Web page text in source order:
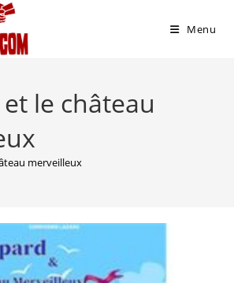
Menu
le château
merveilleux